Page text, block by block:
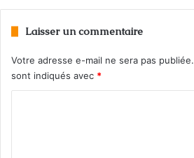
Laisser un commentaire
Votre adresse e-mail ne sera pas publiée.
sont indiqués avec *